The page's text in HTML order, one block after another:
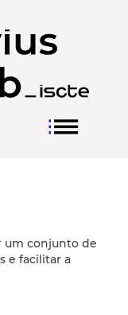
um conjunto de
e facilitar a